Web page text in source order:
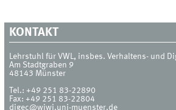
KONTAKT
Lehrstuhl für VWL, insbes. Verhaltens- und
Am Stadtgraben 9
48143 Münster
Tel.:+49 251 83-22890
Fax:+49 251 83-22804
digec@wiwi.uni-muenster.de